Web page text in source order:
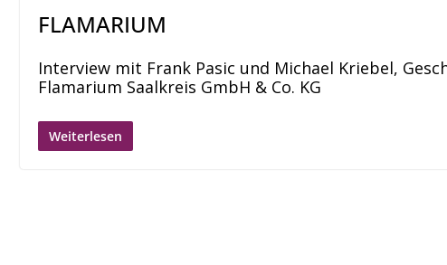
FLAMARIUM
Interview mit Frank Pasic und Michael Kriebel,
Flamarium Saalkreis GmbH & Co. KG
Weiterlesen